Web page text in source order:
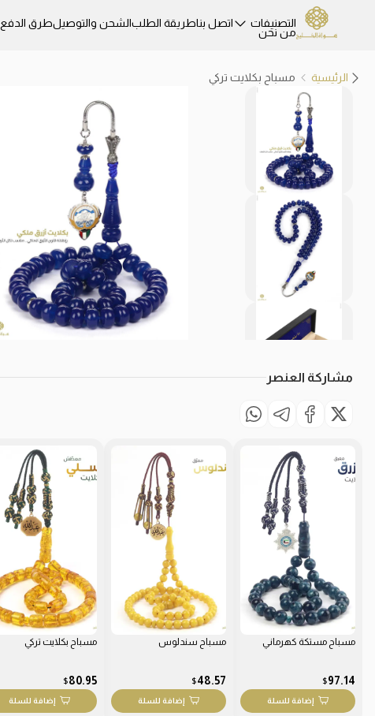
التصنيفات اتصل بناطريقة الطلبالشحن والتوصيلطرق الدفع
من نحن
الرئيسية مسباح بكلايت تركي
مشاركة العنصر
مسباح مستكة كهرماني
97.14
$
إضافة للسلة
مسباح سندلوس
48.57
$
إضافة للسلة
مسباح بكلايت تركي
80.95
$
إضافة للسلة